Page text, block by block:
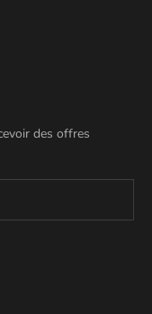
1234
des offres